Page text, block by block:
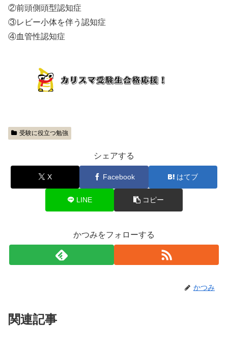
②前頭側頭型認知症
③レビー小体を伴う認知症
④血管性認知症
受験に役立つ勉強
シェアする
X Facebook はてブ
LINE コピー
かつみをフォローする
かつみ
関連記事